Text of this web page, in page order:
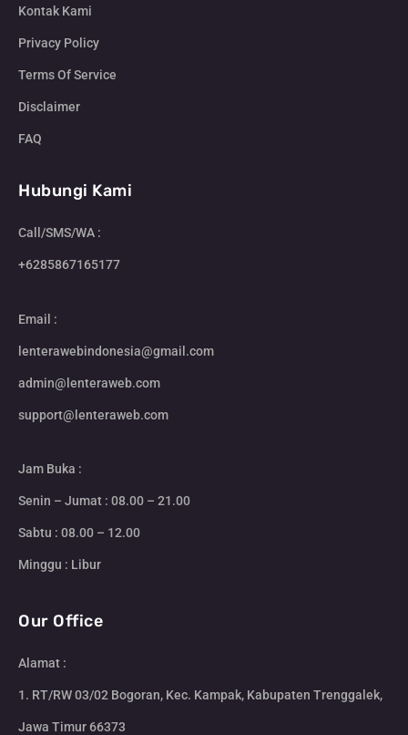
Kontak Kami
Privacy Policy
Terms Of Service
Disclaimer
FAQ
Hubungi Kami
Call/SMS/WA :
+6285867165177
Email :
lenterawebindonesia@gmail.com
admin@lenteraweb.com
support@lenteraweb.com
Jam Buka :
Senin – Jumat : 08.00 – 21.00
Sabtu : 08.00 – 12.00
Minggu : Libur
Our Office
Alamat :
1. RT/RW 03/02 Bogoran, Kec. Kampak, Kabupaten Trenggalek,
Jawa Timur 66373